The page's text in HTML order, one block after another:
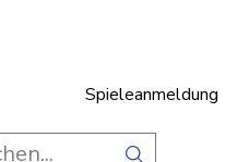
Spieleanmeldung